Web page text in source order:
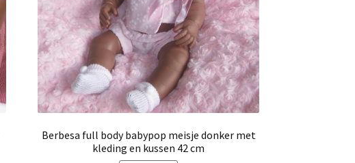
Berbesa full body babypop meisje donker met
kleding en kussen 42 cm